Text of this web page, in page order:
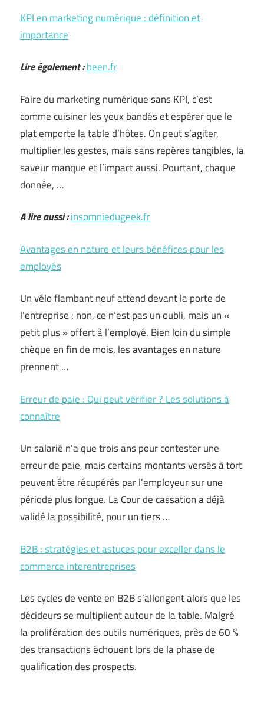
KPI en marketing numérique : définition et
importance
Lire également :been.fr
Faire du marketing numérique sans KPI, c’est
comme cuisiner les yeux bandés et espérer que le
plat emporte la table d’hôtes. On peut s’agiter,
multiplier les gestes, mais sans repères tangibles, la
saveur manque et l’impact aussi. Pourtant, chaque
donnée, …
A lire aussi :insomniedugeek.fr
Avantages en nature et leurs bénéfices pour les
employés
Un vélo flambant neuf attend devant la porte de
l’entreprise : non, ce n’est pas un oubli, mais un «
petit plus » offert à l’employé. Bien loin du simple
chèque en fin de mois, les avantages en nature
prennent …
Erreur de paie : Qui peut vérifier ? Les solutions à
connaître
Un salarié n’a que trois ans pour contester une
erreur de paie, mais certains montants versés à tort
peuvent être récupérés par l’employeur sur une
période plus longue. La Cour de cassation a déjà
validé la possibilité, pour un tiers …
B2B : stratégies et astuces pour exceller dans le
commerce interentreprises
Les cycles de vente en B2B s’allongent alors que les
décideurs se multiplient autour de la table. Malgré
la prolifération des outils numériques, près de 60 %
des transactions échouent lors de la phase de
qualification des prospects.